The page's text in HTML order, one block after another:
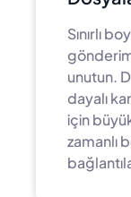
Sınırlı
unutun.
dayalı
için
zamanlı